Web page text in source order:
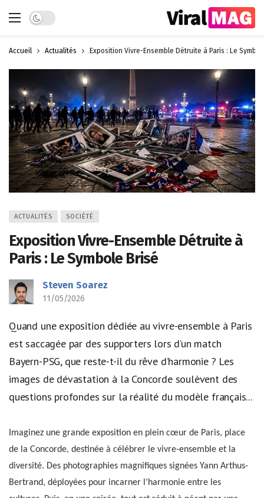
Dark mode
Accueil Actualités Exposition Vivre-Ensemble Détruite à Paris : Le
ACTUALITÉS SOCIÉTÉ
Exposition Vivre-Ensemble Détruite à
Paris : Le Symbole Brisé
Steven Soarez
11/05/2026
Quand une exposition dédiée au vivre-ensemble à Paris
est saccagée par des supporters lors d’un match
Bayern-PSG, que reste-t-il du rêve d’harmonie ? Les
images de dévastation à la Concorde soulèvent des
questions profondes sur la réalité du modèle français...
Imaginez une grande exposition en plein cœur de Paris, place
de la Concorde, destinée à célébrer le vivre-ensemble et la
diversité. Des photographies magnifiques signées Yann Arthus-
Bertrand, déployées pour incarner l’harmonie entre les